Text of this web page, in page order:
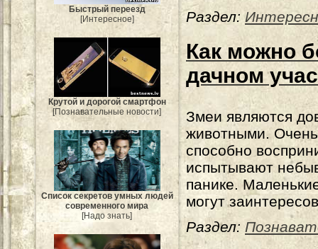
Быстрый переезд
[Интересное]
Крутой и дорогой смартфон
[Познавательные новости]
Список секретов умных людей
современного мира
[Надо знать]
Раздел:
Как можно
дачном
Змеи являются
животными.
способно
испытывают
панике.
могут
Раздел: